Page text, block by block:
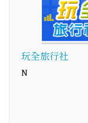
玩全旅行社
N